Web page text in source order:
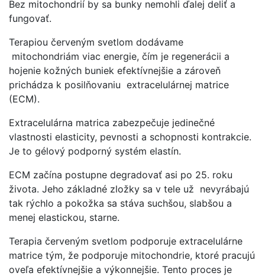
Bez mitochondrií by sa bunky nemohli ďalej deliť a
fungovať.
Terapiou červeným svetlom dodávame
mitochondriám viac energie, čím je regenerácii a
hojenie kožných buniek efektívnejšie a zároveň
prichádza k posilňovaniu extracelulárnej matrice
(ECM).
Extracelulárna matrica zabezpečuje jedinečné
vlastnosti elasticity, pevnosti a schopnosti kontrakcie.
Je to gélový podporný systém elastín.
ECM začína postupne degradovať asi po 25. roku
života. Jeho základné zložky sa v tele už nevyrábajú
tak rýchlo a pokožka sa stáva suchšou, slabšou a
menej elastickou, starne.
Terapia červeným svetlom podporuje extracelulárne
matrice tým, že podporuje mitochondrie, ktoré pracujú
oveľa efektívnejšie a výkonnejšie. Tento proces je